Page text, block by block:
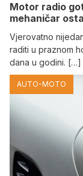
Motor radio
mehaničar
Vjerovatno
raditi u praznom
dana u godini. […]
AUTO-MOTO